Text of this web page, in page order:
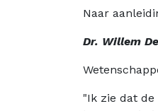
Naar
Dr. Willem
"Ik zie dat